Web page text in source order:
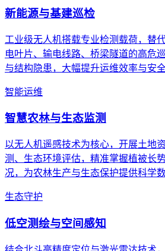
新能源与基建巡检
工业级无人机搭载专业检测载荷，替
电叶片、输电线路、桥梁隧道的高危
与结构隐患，大幅提升运维效率与安
智能运维
智慧农林与生态监测
以无人机遥感技术为核心，开展土地
测、生态环境评估，精准掌握植被长
况，为农林生产与生态保护提供科学
生态守护
低空测绘与空间感知